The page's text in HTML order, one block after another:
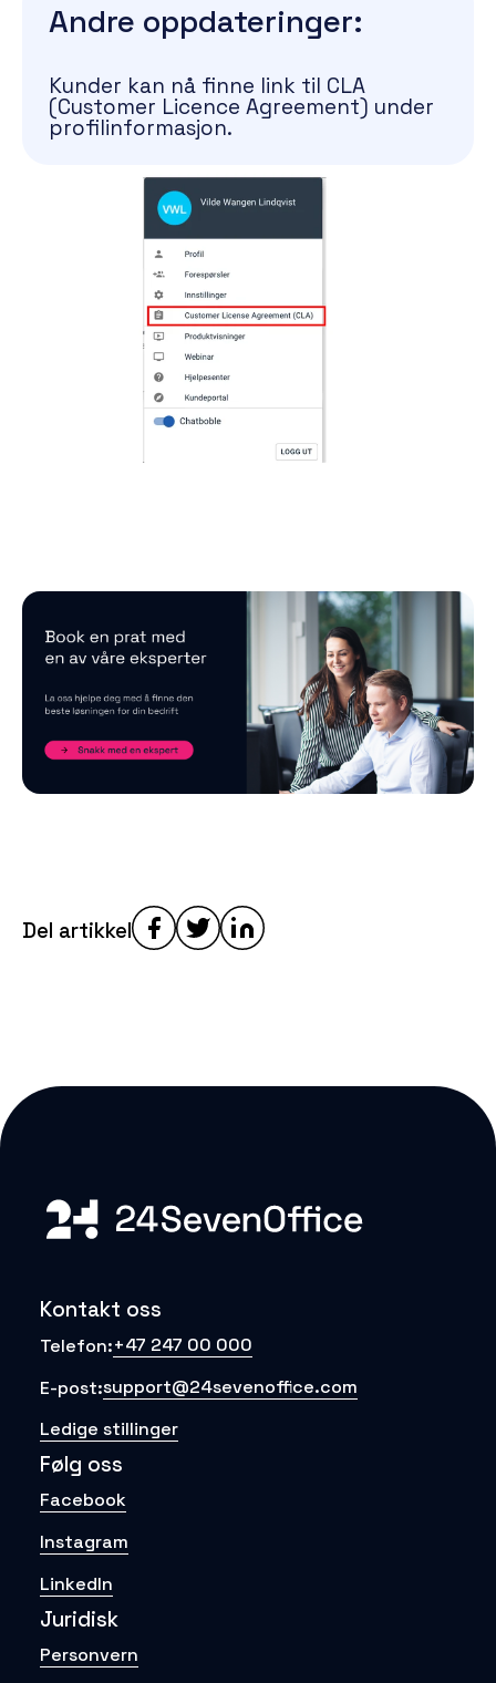
Andre oppdateringer:
Kunder kan nå finne link til CLA
(Customer Licence Agreement) under
profilinformasjon.
Del artikkel
Kontakt oss
Telefon:+47 247 00 000
E-post:support@24sevenoffice.com
Ledige stillinger
Følg oss
Facebook
Instagram
LinkedIn
Juridisk
Personvern